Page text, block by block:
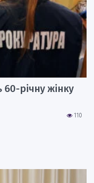
річну жінку
110